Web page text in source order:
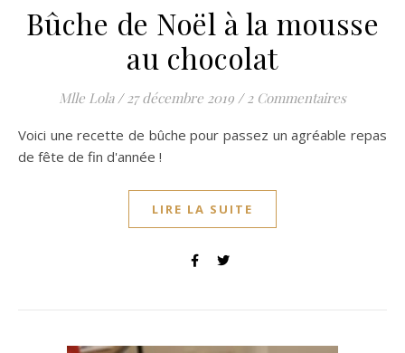
Bûche de Noël à la mousse
au chocolat
Mlle Lola / 27 décembre 2019 / 2 Commentaires
Voici une recette de bûche pour passez un agréable repas
de fête de fin d'année !
LIRE LA SUITE